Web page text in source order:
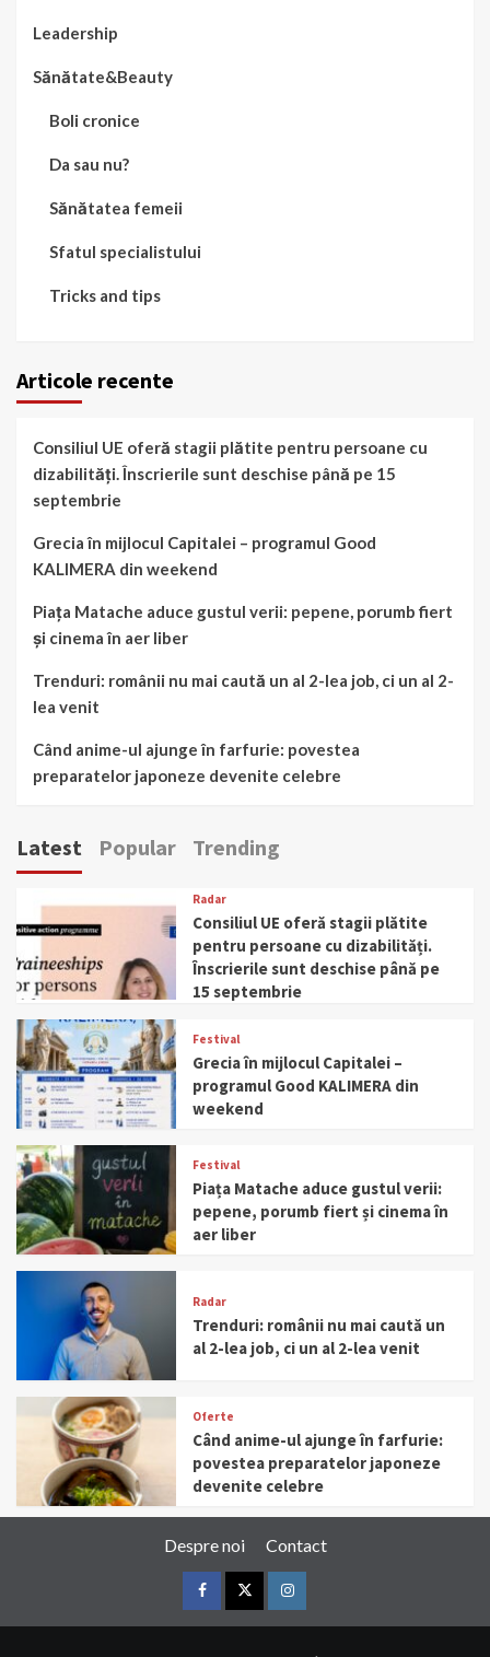
Leadership
Sănătate&Beauty
Boli cronice
Da sau nu?
Sănătatea femeii
Sfatul specialistului
Tricks and tips
Articole recente
Consiliul UE oferă stagii plătite pentru persoane cu
dizabilități. Înscrierile sunt deschise până pe 15
septembrie
Grecia în mijlocul Capitalei – programul Good
KALIMERA din weekend
Piața Matache aduce gustul verii: pepene, porumb fiert
și cinema în aer liber
Trenduri: românii nu mai caută un al 2-lea job, ci un al 2-
lea venit
Când anime-ul ajunge în farfurie: povestea
preparatelor japoneze devenite celebre
Latest Popular Trending
Radar
Consiliul UE oferă stagii plătite
pentru persoane cu dizabilități.
Înscrierile sunt deschise până pe
15 septembrie
Festival
Grecia în mijlocul Capitalei –
programul Good KALIMERA din
weekend
Festival
Piața Matache aduce gustul verii:
pepene, porumb fiert și cinema în
aer liber
Radar
Trenduri: românii nu mai caută un
al 2-lea job, ci un al 2-lea venit
Oferte
Când anime-ul ajunge în farfurie:
povestea preparatelor japoneze
devenite celebre
Despre noi Contact
FacebookTwitterInstagram